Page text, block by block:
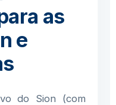
as
e
do Sion (com